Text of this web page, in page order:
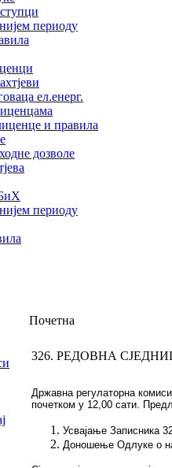
периоду
ел.eнерг.
и правила
дозволе
периоду
Почетна
326. РЕДОВНА
Држaвнa рeгулaтoрнa
почетком у 12,00 сати.
Усвајање Записника
Доношење Одлуке о